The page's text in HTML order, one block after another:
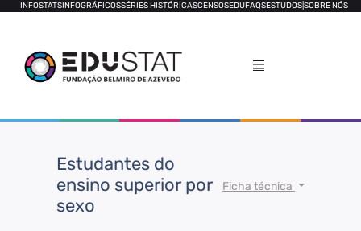
INFOSTATSINFOGRÁFICOSSÉRIES HISTÓRICASCENSOSEDUFAQSESTUDOSSOBRE NÓS
Estudantes do
ensino superior por
sexo
Ficha técnica